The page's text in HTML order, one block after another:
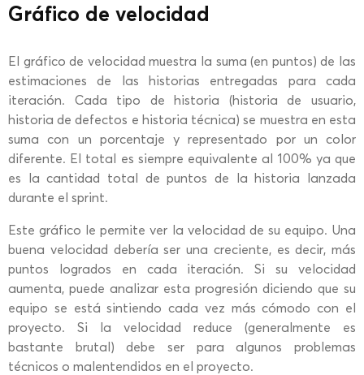
Gráfico de velocidad
El gráfico de velocidad muestra la suma (en puntos) de las
estimaciones de las historias entregadas para cada
iteración. Cada tipo de historia (historia de usuario,
historia de defectos e historia técnica) se muestra en esta
suma con un porcentaje y representado por un color
diferente. El total es siempre equivalente al 100% ya que
es la cantidad total de puntos de la historia lanzada
durante el sprint.
Este gráfico le permite ver la velocidad de su equipo. Una
buena velocidad debería ser una creciente, es decir, más
puntos logrados en cada iteración. Si su velocidad
aumenta, puede analizar esta progresión diciendo que su
equipo se está sintiendo cada vez más cómodo con el
proyecto. Si la velocidad reduce (generalmente es
bastante brutal) debe ser para algunos problemas
técnicos o malentendidos en el proyecto.